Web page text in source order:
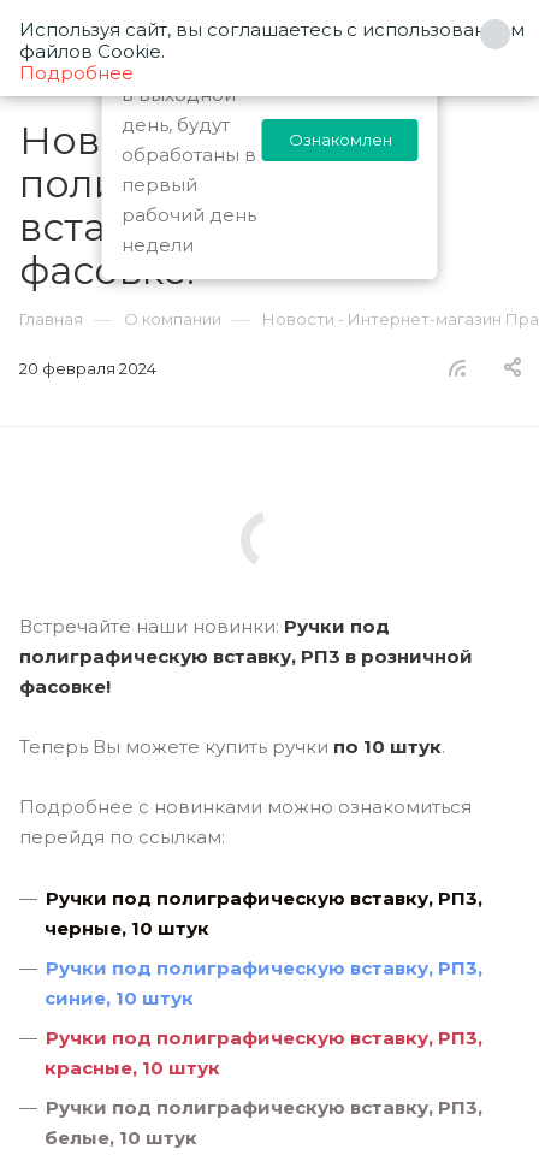
0
Новинки! Ручки под
полиграфическую
вставку в розничной
фасовке!
Главная — О компании — Новости - Интернет-магазин
20 февраля 2024
Встречайте наши новинки: Ручки под
полиграфическую вставку, РП3 в розничной
фасовке!
Теперь Вы можете купить ручки по 10 штук.
Подробнее с новинками можно ознакомиться
перейдя по ссылкам:
Ручки под полиграфическую вставку, РП3,
черные, 10 штук
Ручки под полиграфическую вставку, РП3,
синие, 10 штук
Ручки под полиграфическую вставку, РП3,
красные, 10 штук
Ручки под полиграфическую вставку, РП3,
белые, 10 штук
Заказы
оформленные
в выходной
день, будут
обработаны в
первый
рабочий день
недели
Ознакомлен
Используя сайт, вы соглашаетесь с использованием
файлов Cookie.
Подробнее